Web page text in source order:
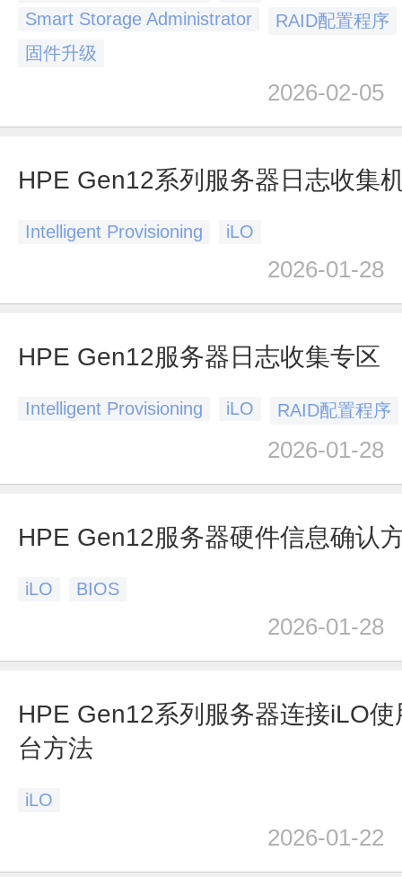
Smart Storage Administrator
RAID配置程序
固件升级
2026-02-05
HPE Gen12系列服务器日志收集
Intelligent Provisioning iLO
2026-01-28
HPE Gen12服务器日志收集专区
Intelligent Provisioning iLO RAID配置程序
2026-01-28
HPE Gen12服务器硬件信息确认
iLO BIOS
2026-01-28
HPE Gen12系列服务器连接iLO
台方法
iLO
2026-01-22